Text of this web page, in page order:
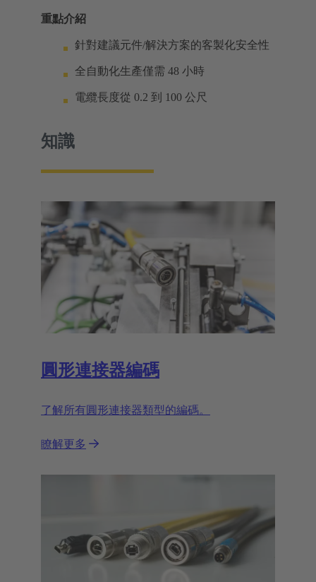
重點介紹
針對建議元件/解決方案的客製化安全性
全自動化生產僅需 48 小時
電纜長度從 0.2 到 100 公尺
知識
圓形連接器編碼
了解所有圓形連接器類型的編碼。
瞭解更多